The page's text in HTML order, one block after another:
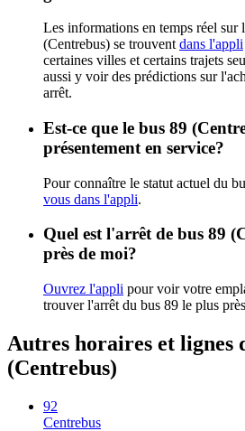
Les informations en temps réel sur
(Centrebus) se trouvent dans l'appli
certaines villes et certains trajets
aussi y voir des prédictions sur
arrêt.
Est-ce que le bus 89
présentement en service?
Pour connaître le statut actuel du
vous dans l'appli.
Quel est l'arrêt de bus 89
près de moi?
Ouvrez l'appli pour voir votre
trouver l'arrêt du bus 89 le plus
Autres horaires et lignes
(Centrebus)
92
Centrebus